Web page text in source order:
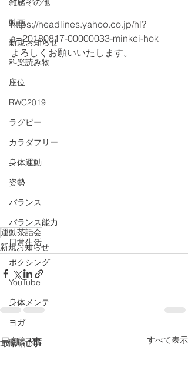
雑感その他
動画
新規お知らせ
科楽読み物
座位
RWC2019
ラグビー
カラダフリー
身体運動
姿勢
バランス
バランス能力
日常生活
ボクシング
YouTube
身体メンテ
ヨガ
腰痛予防
https://headlines.yahoo.co.jp/hl?
a=20180817-00000033-minkei-hok
よろしくお願いいたします。
運動茶話会
新規お知らせ
最新記事 すべて表示